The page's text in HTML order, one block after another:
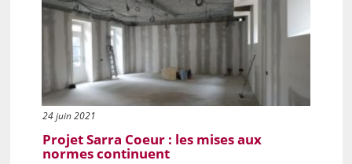
24 juin 2021
Projet Sarra Coeur : les mises aux
normes continuent